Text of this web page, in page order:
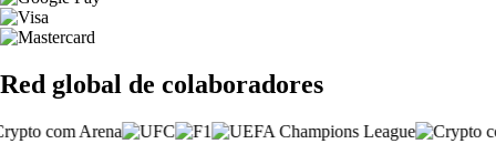
Red global de colaboradores